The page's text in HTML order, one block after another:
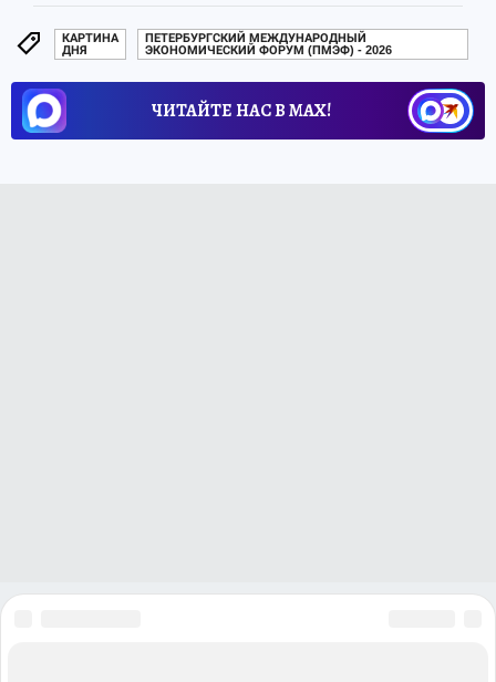
КАРТИНА
ДНЯ
ПЕТЕРБУРГСКИЙ МЕЖДУНАРОДНЫЙ
ЭКОНОМИЧЕСКИЙ ФОРУМ (ПМЭФ) - 2026
ЧИТАЙТЕ НАС В МАХ!